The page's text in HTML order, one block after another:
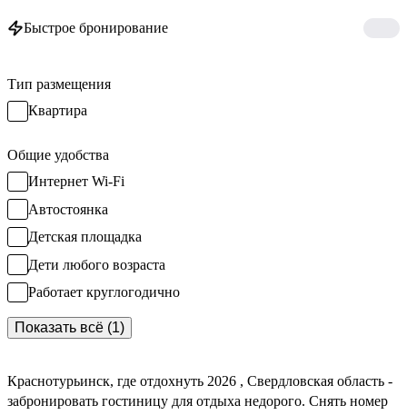
Быстрое бронирование
Тип размещения
Квартира
Общие удобства
Интернет Wi-Fi
Автостоянка
Детская площадка
Дети любого возраста
Работает круглогодично
Есть почасовая оплата
Показать всё (1)
Краснотурьинск, где отдохнуть 2026 , Свердловская область -
забронировать гостиницу для отдыха недорого. Снять номер